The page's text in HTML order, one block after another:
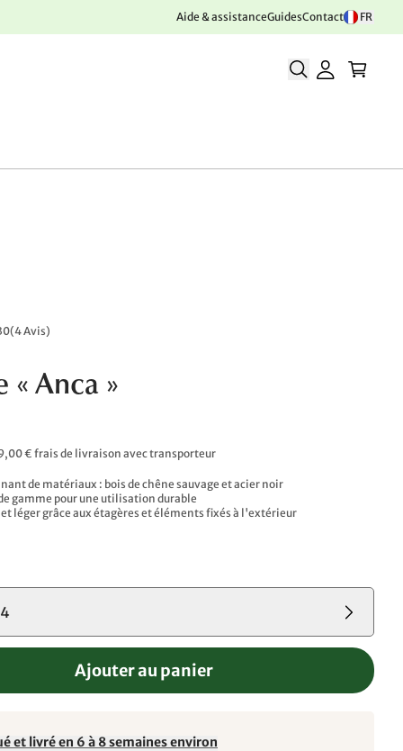
Aide & assistanceGuidesContact FR
(4 Avis)
« Anca »
€ frais de livraison avec transporteur
de matériaux : bois de chêne sauvage et acier noir
gamme pour une utilisation durable
léger grâce aux étagères et éléments fixés à l'extérieur
Ajouter au panier
et livré en 6 à 8 semaines environ